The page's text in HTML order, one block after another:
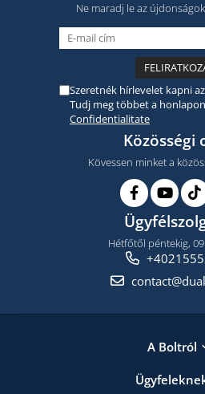
Ne maradj le az
Szeretnék hírlevelet kapni
Tudj meg többet a honlapon
Confidentialitate
Közösségi
Kövessen minket a
Hétfőtől péntekig,
A Boltról